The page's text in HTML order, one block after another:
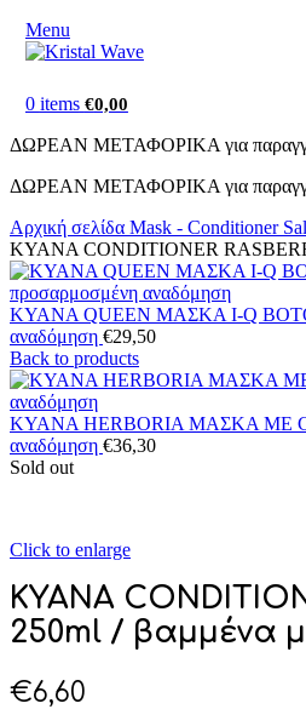
Menu
0 items €0,00
ΔΩΡΕΑΝ ΜΕΤΑΦΟΡΙΚΑ για
ΔΩΡΕΑΝ ΜΕΤΑΦΟΡΙΚΑ για
Αρχική σελίδα Mask - Conditioner
KYANA CONDITIONER
KYANA QUEEN ΜΑΣΚΑ I-Q
αναδόμηση €29,50
Back to products
KYANA HERBORIA ΜΑΣΚΑ ΜΕ
αναδόμηση €36,30
Sold out
Click to enlarge
KYANA
250ml / βαμμένα
€6,60